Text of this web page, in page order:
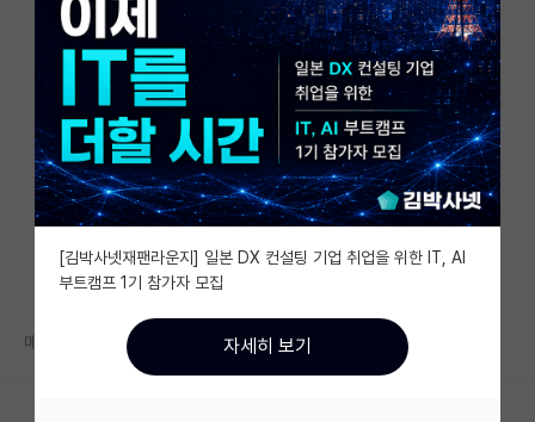
커뮤니티 홈
전체글보기
베스트 게시판
IF 명예의전당
자유 게시판(아무개랩)
미국 유학 게시판
미국 대학원 합격 후기 게시판
대학원생 모집 게시판
메일 오신 분 있나요?
[김박사넷재팬라운지] 일본 DX 컨설팅 기업 취업을 위한 IT, AI
부트캠프 1기 참가자 모집
자세히 보기